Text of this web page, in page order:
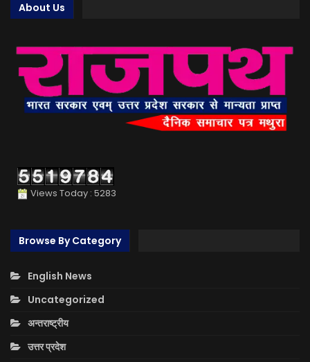
About Us
Views Today : 5283
Browse By Category
English News
Uncategorized
अन्तराष्ट्रीय
उत्तर प्रदेश